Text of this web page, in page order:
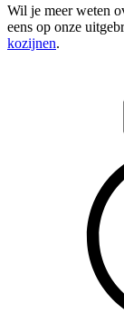
Wil je meer weten
eens op onze
kozijnen.